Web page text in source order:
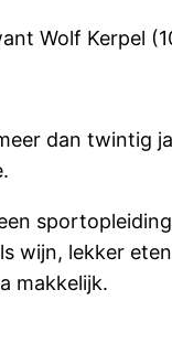
Wolf Kerpel
dan
wijn, lekker
makkelijk.